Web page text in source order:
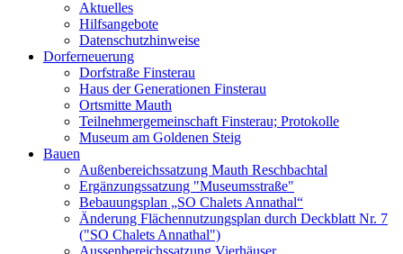
Aktuelles
Hilfsangebote
Datenschutzhinweise
Dorferneuerung
Dorfstraße Finsterau
Haus der Generationen Finsterau
Ortsmitte Mauth
Teilnehmergemeinschaft Finsterau; Protokolle
Museum am Goldenen Steig
Bauen
Außenbereichssatzung Mauth Reschbachtal
Ergänzungssatzung "Museumsstraße"
Bebauungsplan „SO Chalets Annathal“
Änderung Flächennutzungsplan durch Deckblatt Nr. 7
("SO Chalets Annathal")
Aussenbereichssatzung Vierhäuser